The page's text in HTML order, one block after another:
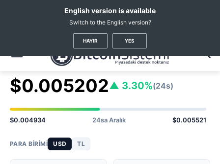
Coin Fiyatları District0x(DNT)
district0x DNT Fiyatı #1666
$0.005202▲ 3.30%(24s)
$0.004934 24sa Aralık $0.005521
PARA BIRIMI USD TL
English version is available
Switch to the English version?
HAYIR YES